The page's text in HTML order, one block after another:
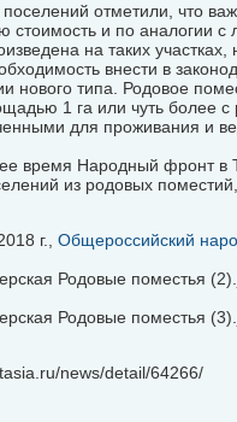
отметили, что
стоимость и по аналогии
на таких
внести в
нового типа. Родовое
1 га или чуть более
для проживания и
время Народный фронт в
из родовых
г., Общероссийский
news/detail/64266/